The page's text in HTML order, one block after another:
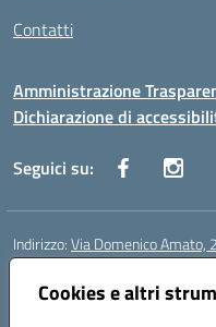
Cookies e altri
Contatti
Amministrazione
Dichiarazione di
Seguici su:
Indirizzo:Via Domenico Amato,
Centralino:
Posta elettronica certificata